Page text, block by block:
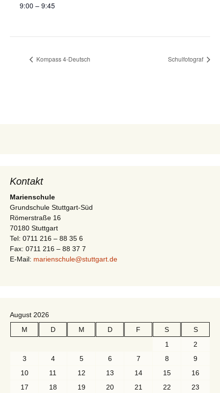
9:00 – 9:45
Kompass 4-Deutsch Schulfotograf
Kontakt
Marienschule
Grundschule Stuttgart-Süd
Römerstraße 16
70180 Stuttgart
Tel: 0711 216 – 88 35 6
Fax: 0711 216 – 88 37 7
E-Mail: marienschule@stuttgart.de
August 2026
M
D M D F S
S
1
2
3
4 5 6 7 8
9
10
11 12 13 14 15
16
17
18 19 20 21 22
23